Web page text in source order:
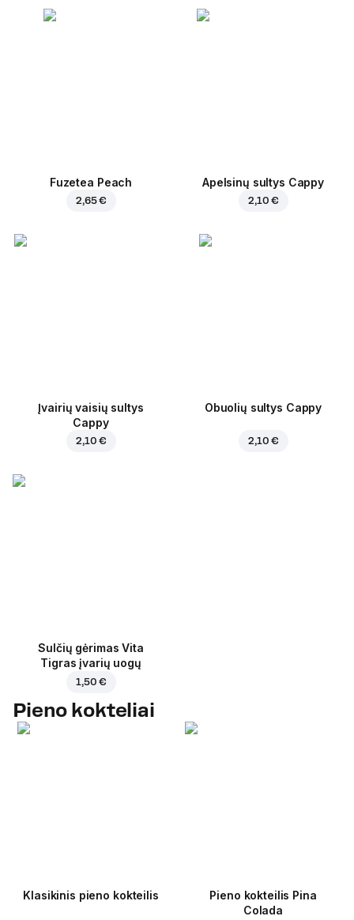
Fuzetea Peach
2,65 €
Apelsinų sultys Cappy
2,10 €
Įvairių vaisių sultys
Cappy
2,10 €
Obuolių sultys Cappy
2,10 €
Sulčių gėrimas Vita
Tigras įvarių uogų
1,50 €
Pieno kokteliai
Klasikinis pieno kokteilis
Pieno kokteilis Pina
Colada